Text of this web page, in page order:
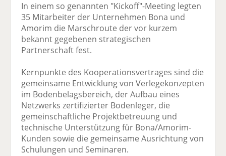
In einem so genannten "Kickoff"-Meeting legten
35 Mitarbeiter der Unternehmen Bona und
Amorim die Marschroute der vor kurzem
bekannt gegebenen strategischen
Partnerschaft fest.
Kernpunkte des Kooperationsvertrages sind die
gemeinsame Entwicklung von Verlegekonzepten
im Bodenbelagsbereich, der Aufbau eines
Netzwerks zertifizierter Bodenleger, die
gemeinschaftliche Projektbetreuung und
technische Unterstützung für Bona/Amorim-
Kunden sowie die gemeinsame Ausrichtung von
Schulungen und Seminaren.